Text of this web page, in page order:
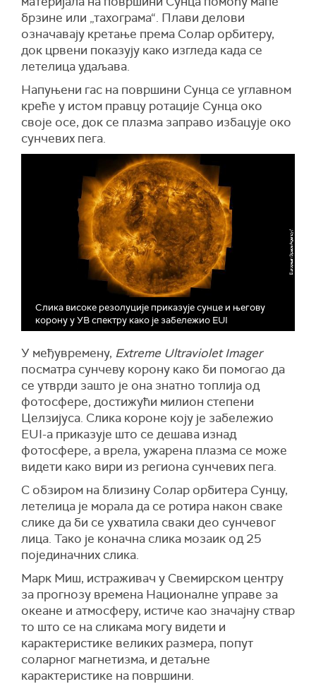
брзине или „тахограма“. Плави делови
означавају кретање према Солар орбитеру,
док црвени показују како изгледа када се
летелица удаљава.
Напуњени гас на површини Сунца се углавном
креће у истом правцу ротације Сунца око
своје осе, док се плазма заправо избацује око
сунчевих пега.
Слика високе резолуције приказује сунце и његову
корону у УВ спектру како је забележио EUI
У међувремену, Extreme Ultraviolet Imager
посматра сунчеву корону како би помогао да
се утврди зашто је она знатно топлија од
фотосфере, достижући милион степени
Целзијуса. Слика короне коју је забележио
EUI-а приказује што се дешава изнад
фотосфере, а врела, ужарена плазма се може
видети како вири из региона сунчевих пега.
С обзиром на близину Солар орбитера Сунцу,
летелица је морала да се ротира након сваке
слике да би се ухватила сваки део сунчевог
лица. Тако је коначна слика мозаик од 25
појединачних слика.
Марк Миш, истраживач у Свемирском центру
за прогнозу времена Националне управе за
океане и атмосферу, истиче као значајну ствар
то што се на сликама могу видети и
карактеристике великих размера, попут
соларног магнетизма, и детаљне
карактеристике на површини.